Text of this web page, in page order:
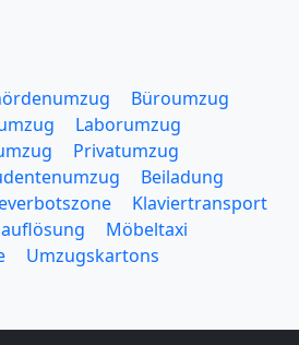
Büroumzug
Laborumzug
Privatumzug
Beiladung
Klaviertransport
Möbeltaxi
Umzugskartons